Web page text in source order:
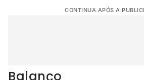
CONTINUA APÓS A
Balanço